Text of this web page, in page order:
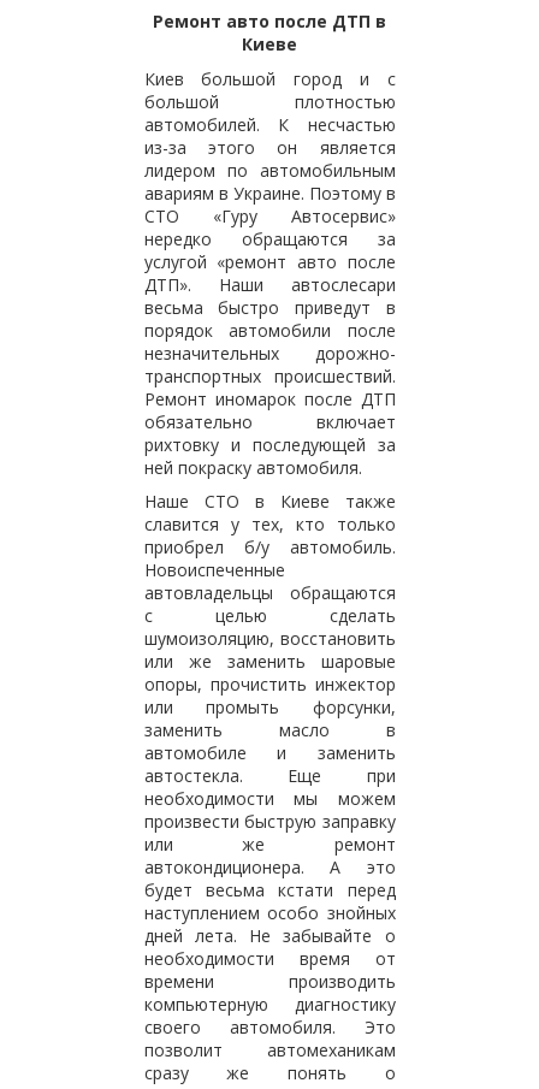
Ремонт авто после ДТП в
Киеве
Киев большой город и с
большой плотностью
автомобилей. К несчастью
из-за этого он является
лидером по автомобильным
авариям в Украине. Поэтому в
СТО «Гуру Автосервис»
нередко обращаются за
услугой «ремонт авто после
ДТП». Наши автослесари
весьма быстро приведут в
порядок автомобили после
незначительных дорожно-
транспортных происшествий.
Ремонт иномарок после ДТП
обязательно включает
рихтовку и последующей за
ней покраску автомобиля.
Наше СТО в Киеве также
славится у тех, кто только
приобрел б/у автомобиль.
Новоиспеченные
автовладельцы обращаются
с целью сделать
шумоизоляцию, восстановить
или же заменить шаровые
опоры, прочистить инжектор
или промыть форсунки,
заменить масло в
автомобиле и заменить
автостекла. Еще при
необходимости мы можем
произвести быструю заправку
или же ремонт
автокондиционера. А это
будет весьма кстати перед
наступлением особо знойных
дней лета. Не забывайте о
необходимости время от
времени производить
компьютерную диагностику
своего автомобиля. Это
позволит автомеханикам
сразу же понять о